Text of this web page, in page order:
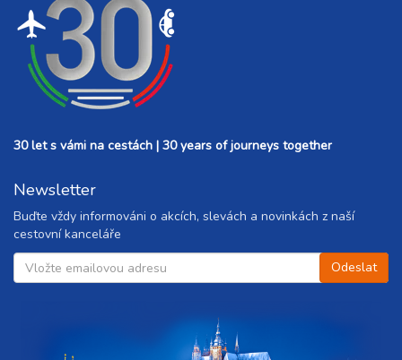
30 let s vámi na cestách | 30 years of journeys together
Newsletter
Buďte vždy informováni o akcích, slevách a novinkách z naší
cestovní kanceláře